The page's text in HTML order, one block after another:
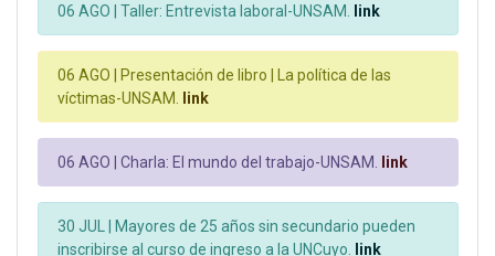
06 AGO | Taller: Entrevista laboral-UNSAM. link
06 AGO |
Presentación de libro | La política de las
víctimas-UNSAM.
link
06 AGO | Charla: El mundo del trabajo-UNSAM. link
30 JUL |
Mayores de 25 años sin secundario pueden
inscribirse al curso de ingreso a la UNCuyo.
link